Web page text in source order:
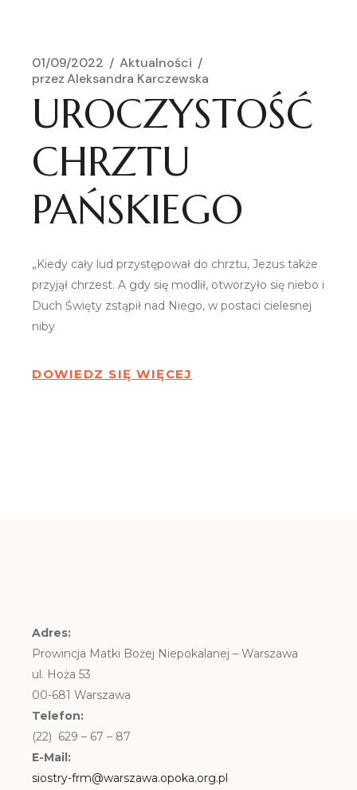
01/09/2022
Aktualności
przez Aleksandra Karczewska
UROCZYSTOŚĆ
CHRZTU
PAŃSKIEGO
„Kiedy cały lud przystępował do chrztu, Jezus także
przyjął chrzest. A gdy się modlił, otworzyło się niebo i
Duch Święty zstąpił nad Niego, w postaci cielesnej
niby
DOWIEDZ SIĘ WIĘCEJ
Adres:
Prowincja Matki Bożej Niepokalanej – Warszawa
ul. Hoża 53
00-681 Warszawa
Telefon:
(22) 629 – 67 – 87
E-Mail:
siostry-frm@warszawa.opoka.org.pl